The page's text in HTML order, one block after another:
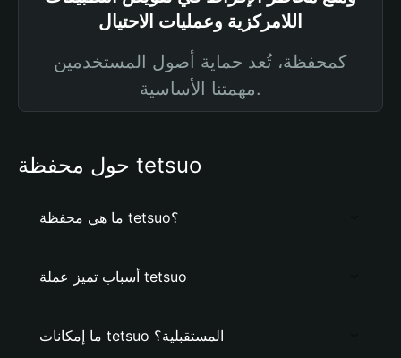
اللامركزية وعمليات الاحتيال
كمحفظة، تُعد حماية أصول المستخدمين
مهمتنا الأساسية.
حول محفظة tetsuo
ما هي محفظة tetsuo؟
أسباب تميز عملة tetsuo
ما إمكانات tetsuo المستقبلية؟